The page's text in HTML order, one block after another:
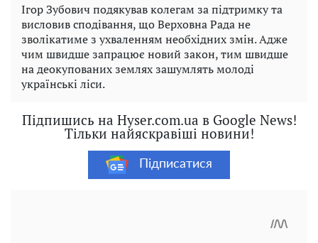
Ігор Зубович подякував колегам за підтримку та
висловив сподівання, що Верховна Рада не
зволікатиме з ухваленням необхідних змін. Адже
чим швидше запрацює новий закон, тим швидше
на деокупованих землях зашумлять молоді
українські ліси.
Підпишись на Hyser.com.ua в Google News!
Тільки найяскравіші новини!
Підписатися